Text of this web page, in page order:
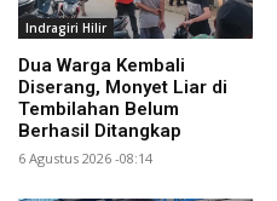
Indragiri Hilir
Dua Warga Kembali
Diserang, Monyet Liar di
Tembilahan Belum
Berhasil Ditangkap
6 Agustus 2026 -08:14